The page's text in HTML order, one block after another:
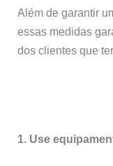
Além de garantir
essas medidas
dos clientes que
1. Use